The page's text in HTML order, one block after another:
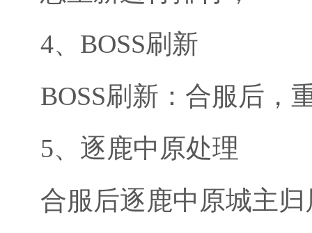
4、BOSS刷新
BOSS刷新：合服后，
5、逐鹿中原处理
合服后逐鹿中原城主